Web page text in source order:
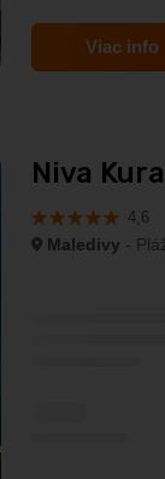
Viac info
Niva
4,6
Maledivy -